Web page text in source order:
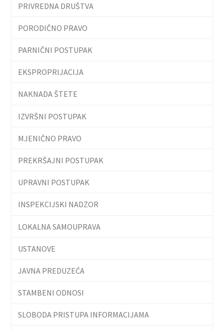
PRIVREDNA DRUŠTVA
PORODIČNO PRAVO
PARNIČNI POSTUPAK
EKSPROPRIJACIJA
NAKNADA ŠTETE
IZVRŠNI POSTUPAK
MJENIČNO PRAVO
PREKRŠAJNI POSTUPAK
UPRAVNI POSTUPAK
INSPEKCIJSKI NADZOR
LOKALNA SAMOUPRAVA
USTANOVE
JAVNA PREDUZEĆA
STAMBENI ODNOSI
SLOBODA PRISTUPA INFORMACIJAMA